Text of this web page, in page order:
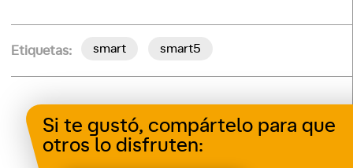
Etiquetas: smart smart5
Si te gustó, compártelo para que
otros lo disfruten: